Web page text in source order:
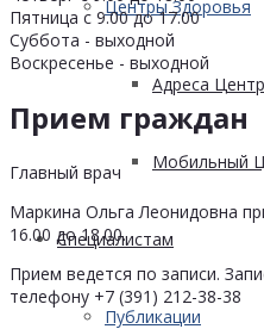
Центры Здоровья
Адреса
Мобильный
Cпециалистам
Публикации
Пятница с 9.00 до 17.00
Суббота - выходной
Воскресенье - выходной
Прием граждан
Главный врач
Маркина Ольга Леонидовна
16.00 до 18.00.
Прием ведется по записи.
телефону +7 (391) 212-38-38